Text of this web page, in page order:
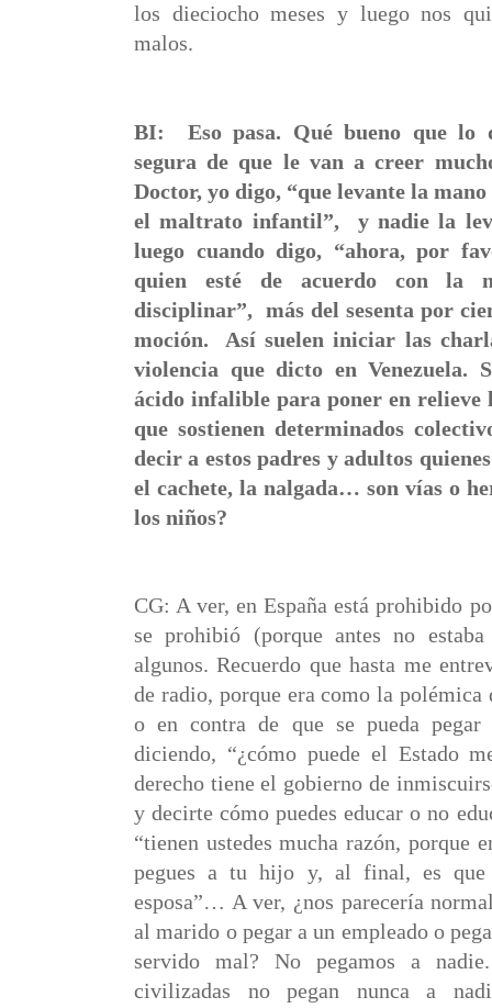
los dieciocho meses y luego nos
malos.
BI:
Eso pasa. Qué bueno que lo
segura de que le van a creer
Doctor, yo digo, “que levante la
el maltrato infantil”,
y nadie la
luego cuando digo, “ahora, por
quien esté de acuerdo con la
disciplinar”, más del sesenta por
moción.
Así suelen iniciar las
violencia que dicto en Venezuela.
ácido infalible para poner en relieve
que sostienen determinados
decir a estos padres y adultos
el cachete, la nalgada… son vías o
los niños?
CG: A ver, en España está prohibido
se prohibió (porque antes no
algunos. Recuerdo que hasta me
de radio, porque era como la polémica
o en contra de que se pueda
diciendo, “¿cómo puede el Estado
derecho tiene el gobierno de
y decirte cómo puedes educar o no
“tienen ustedes mucha razón, porque
pegues a tu hijo y, al final, es
esposa”… A ver, ¿nos parecería
al marido o pegar a un empleado o
servido mal? No pegamos a
civilizadas no pegan nunca a